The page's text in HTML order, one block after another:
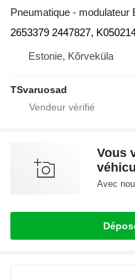
Pneumatique - modulateur
2653379 2447827,
Estonie, Kõrveküla
TSvaruosad
Vous
Avec